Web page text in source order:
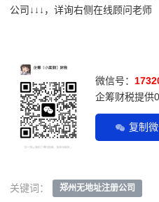
公司↓↓↓，详询右侧在线顾问老师
微信号：
企筹财税提供
复制
关键词： 郑州无地址注册公司